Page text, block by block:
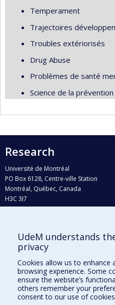
Temperament
Trajectoires
Troubles extériorisés
Drug Abuse
Problèmes de santé
Science de la prévention
Research
Université de Montréal
PO Box 6128, Centre-ville Station
Montréal, Québec, Canada
H3C 3J7
Who does what?
Find us
Site map
Accessibility
UdeM understands
privacy
Cookies allow us to enhance
browsing experience. Some
ensure the website’s
others remember your
consent to our use of